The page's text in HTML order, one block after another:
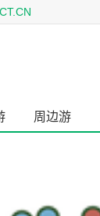
周边游